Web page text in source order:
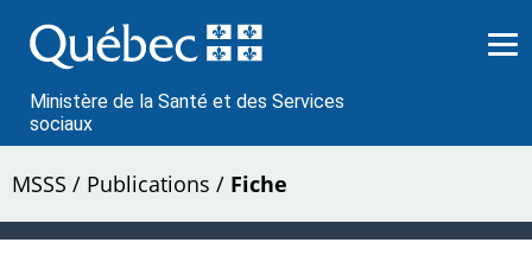
au
contenu
Ministère de la Santé et des Services
sociaux
MSSS / Publications / Fiche